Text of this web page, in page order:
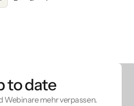
to date
Webinare mehr verpassen.